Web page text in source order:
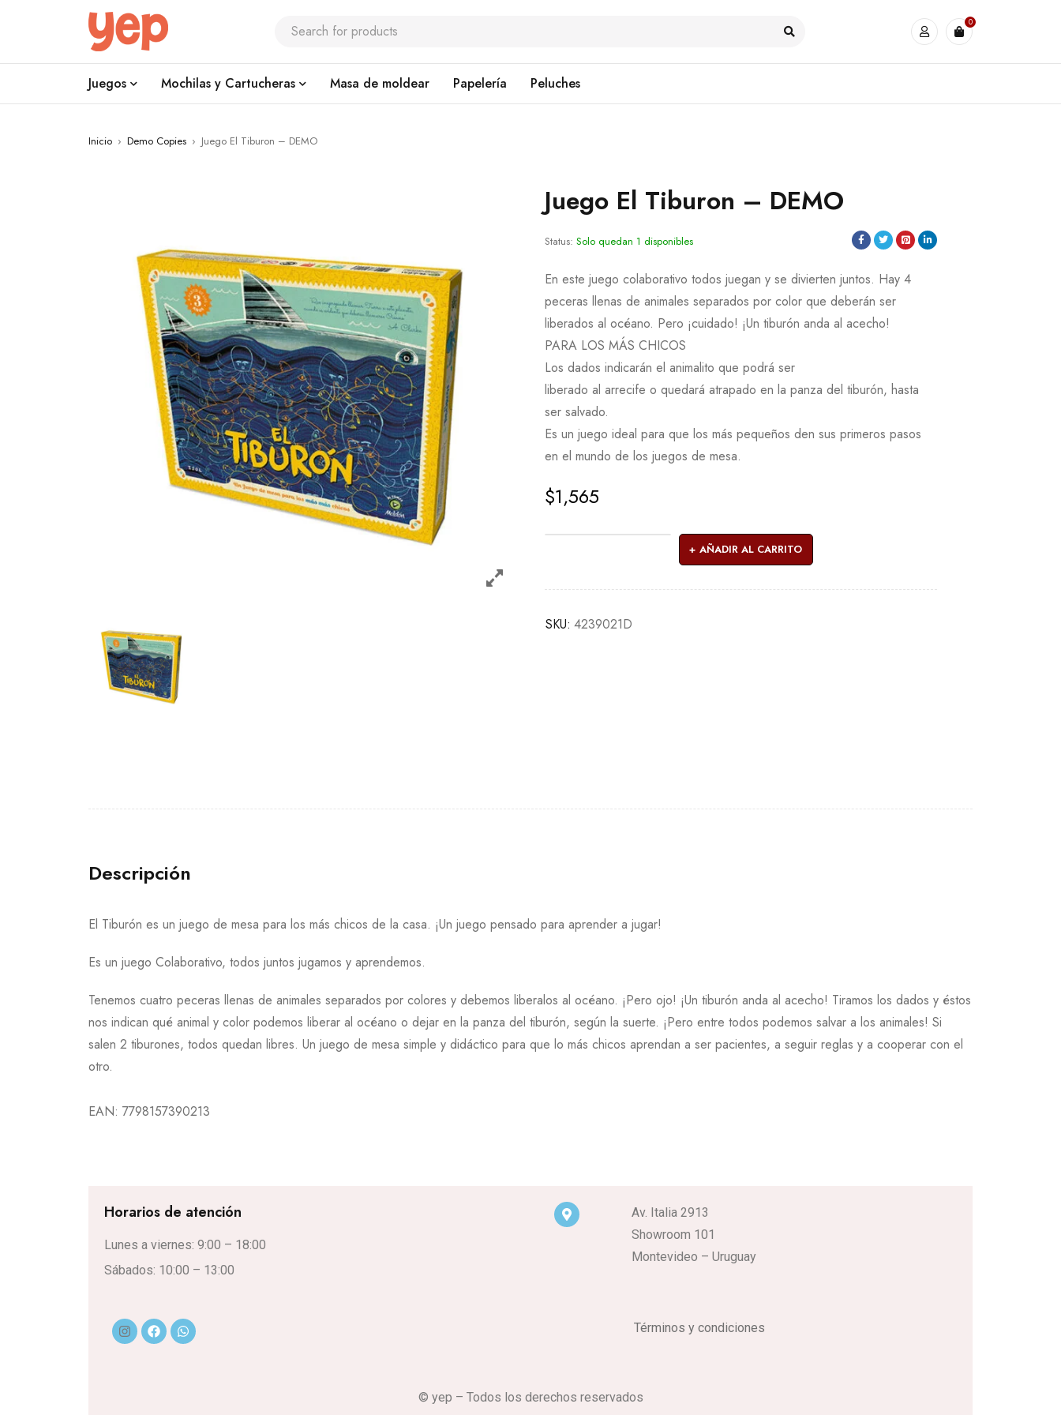
0
Juegos Mochilas y Cartucheras Masa de moldear Papelería Peluches
Inicio › Demo Copies › Juego El Tiburon – DEMO
Juego El Tiburon – DEMO
Status: Solo quedan 1 disponibles
En este juego colaborativo todos juegan y se divierten juntos. Hay 4
peceras llenas de animales separados por color que deberán ser
liberados al océano. Pero ¡cuidado! ¡Un tiburón anda al acecho!
PARA LOS MÁS CHICOS
Los dados indicarán el animalito que podrá ser
liberado al arrecife o quedará atrapado en la panza del tiburón, hasta
ser salvado.
Es un juego ideal para que los más pequeños den sus primeros pasos
en el mundo de los juegos de mesa.
$1,565
AÑADIR AL CARRITO
SKU: 4239021D
Descripción
El Tiburón es un juego de mesa para los más chicos de la casa. ¡Un juego pensado para aprender a jugar!
Es un juego Colaborativo, todos juntos jugamos y aprendemos.
Tenemos cuatro peceras llenas de animales separados por colores y debemos liberalos al océano. ¡Pero ojo! ¡Un tiburón anda al acecho! Tiramos los dados y éstos
nos indican qué animal y color podemos liberar al océano o dejar en la panza del tiburón, según la suerte. ¡Pero entre todos podemos salvar a los animales! Si
salen 2 tiburones, todos quedan libres. Un juego de mesa simple y didáctico para que lo más chicos aprendan a ser pacientes, a seguir reglas y a cooperar con el
otro.
EAN: 7798157390213
Horarios de atención
Lunes a viernes: 9:00 – 18:00
Sábados: 10:00 – 13:00
Av. Italia 2913
Showroom 101
Montevideo – Uruguay
Términos y condiciones
© yep – Todos los derechos reservados